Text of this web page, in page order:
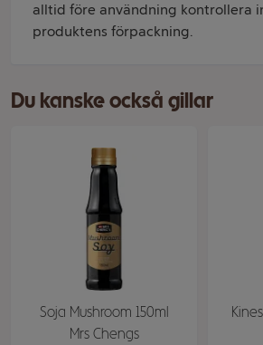
alltid före användning kontrollera
produktens förpackning.
Du kanske också gillar
Soja Mushroom 150ml
Mrs Chengs